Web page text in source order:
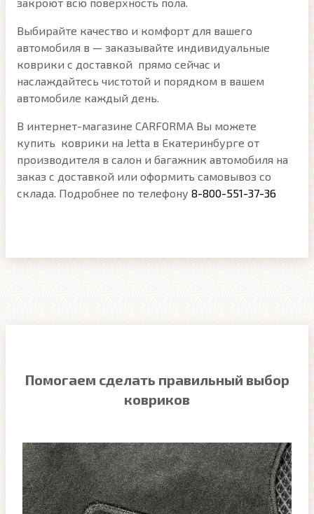
Выбирайте качество и комфорт для вашего
автомобиля в — заказывайте индивидуальные
коврики с доставкой прямо сейчас и
наслаждайтесь чистотой и порядком в вашем
автомобиле каждый день.
В интернет-магазине CARFORMA Вы можете
купить коврики на Jetta в Екатеринбурге от
производителя в салон и багажник автомобиля на
заказ с доставкой или оформить самовывоз со
склада. Подробнее по телефону 8-800-551-37-36
Помогаем сделать правильный выбор
ковриков